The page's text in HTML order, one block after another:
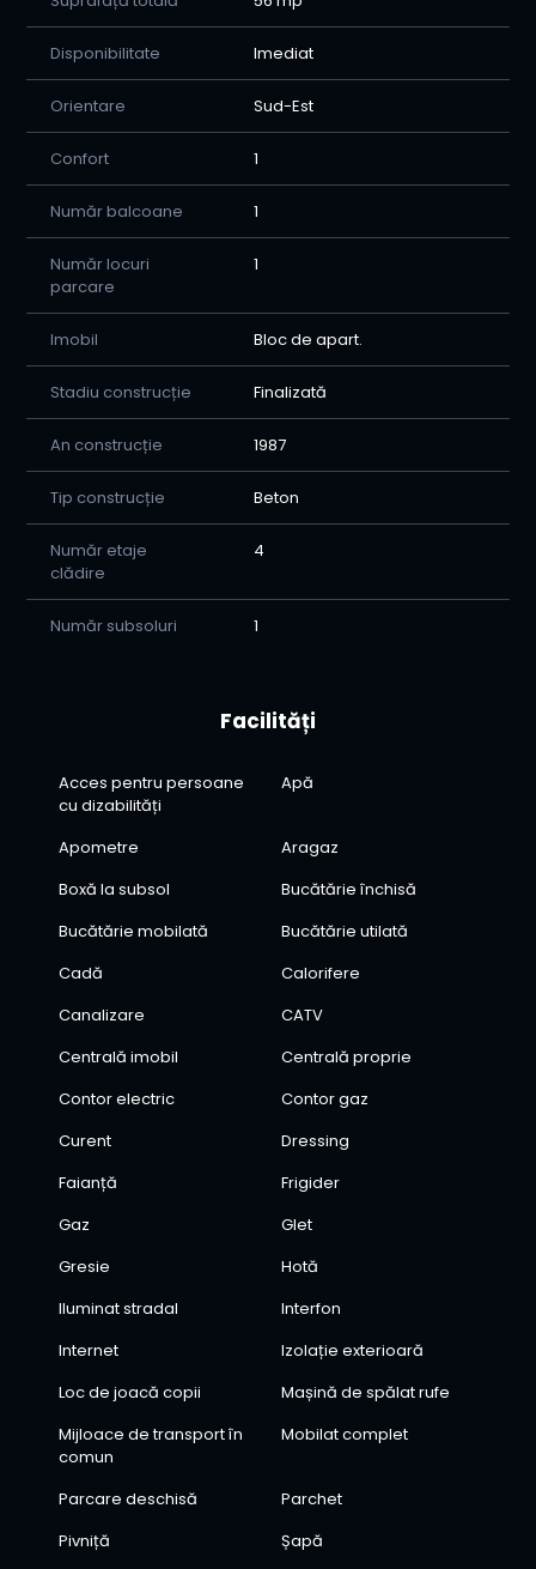
Disponibilitate Imediat
Orientare Sud-Est
Confort 1
Număr balcoane 1
Număr locuri
parcare
1
Imobil Bloc de apart.
Stadiu construcție Finalizată
An construcție 1987
Tip construcție Beton
Număr etaje
clădire
4
Număr subsoluri 1
Facilități
Acces pentru persoane
cu dizabilități
Apă
Apometre
Aragaz
Boxă la subsol
Bucătărie închisă
Bucătărie mobilată
Bucătărie utilată
Cadă
Calorifere
Canalizare
CATV
Centrală imobil
Centrală proprie
Contor electric
Contor gaz
Curent
Dressing
Faianță
Frigider
Gaz
Glet
Gresie
Hotă
Iluminat stradal
Interfon
Internet
Izolație exterioară
Loc de joacă copii
Mașină de spălat rufe
Mijloace de transport în
comun
Mobilat complet
Parcare deschisă
Parchet
Pivniță
Șapă